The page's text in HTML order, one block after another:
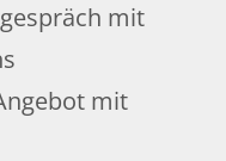
mit
mit